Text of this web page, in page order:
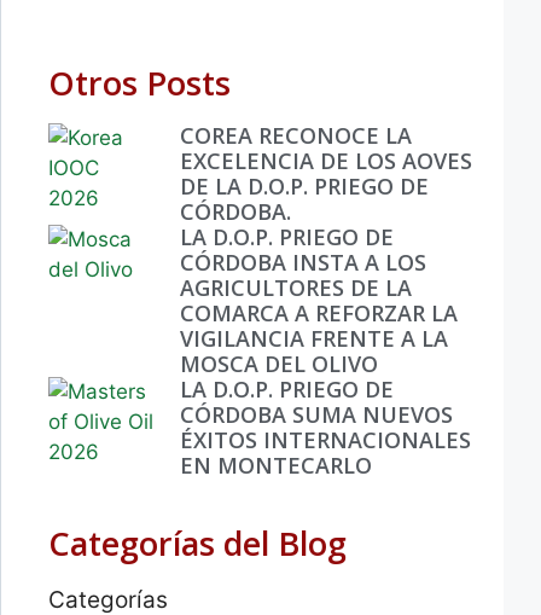
Otros Posts
COREA RECONOCE LA
EXCELENCIA DE LOS AOVES
DE LA D.O.P. PRIEGO DE
CÓRDOBA.
LA D.O.P. PRIEGO DE
CÓRDOBA INSTA A LOS
AGRICULTORES DE LA
COMARCA A REFORZAR LA
VIGILANCIA FRENTE A LA
MOSCA DEL OLIVO
LA D.O.P. PRIEGO DE
CÓRDOBA SUMA NUEVOS
ÉXITOS INTERNACIONALES
EN MONTECARLO
Categorías del Blog
Categorías